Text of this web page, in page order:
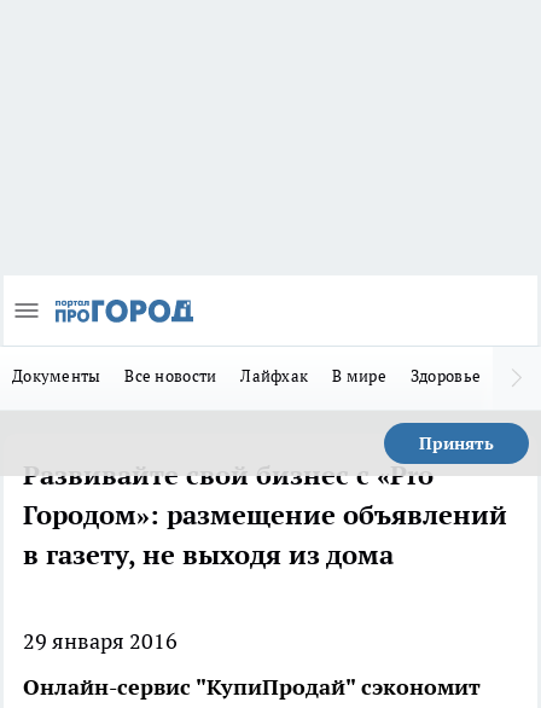
Документы Все новости Лайфхак В мире Здоровье
Принять
Развивайте свой бизнес с «Pro
Городом»: размещение объявлений
в газету, не выходя из дома
29 января 2016
Онлайн-сервис "КупиПродай" сэкономит